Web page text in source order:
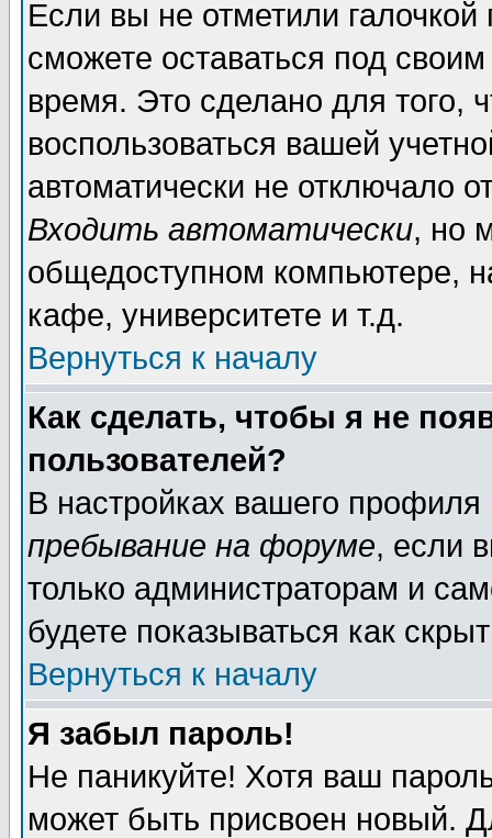
Если вы не отметили галочкой
сможете оставаться под
время. Это сделано для того,
воспользоваться вашей
автоматически не отключало
Входить автоматически, но
общедоступном компьютере,
кафе, университете и т.д.
Вернуться к началу
Как сделать, чтобы я не
пользователей?
В настройках вашего
пребывание на форуме, если
только администраторам и
будете показываться как
Вернуться к началу
Я забыл пароль!
Не паникуйте! Хотя ваш
может быть присвоен новый.